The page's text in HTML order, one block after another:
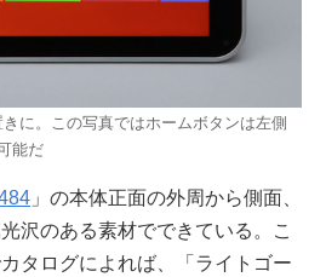
に。この写真ではホームボタンは左側
能だ
」の本体正面の外周から側面、
沢のある素材でできている。こ
タログによれば、「ライトゴー